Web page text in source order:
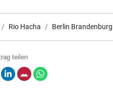
Rio Hacha Berlin Brandenburg
teilen
PinterestLinkedInE-Mail